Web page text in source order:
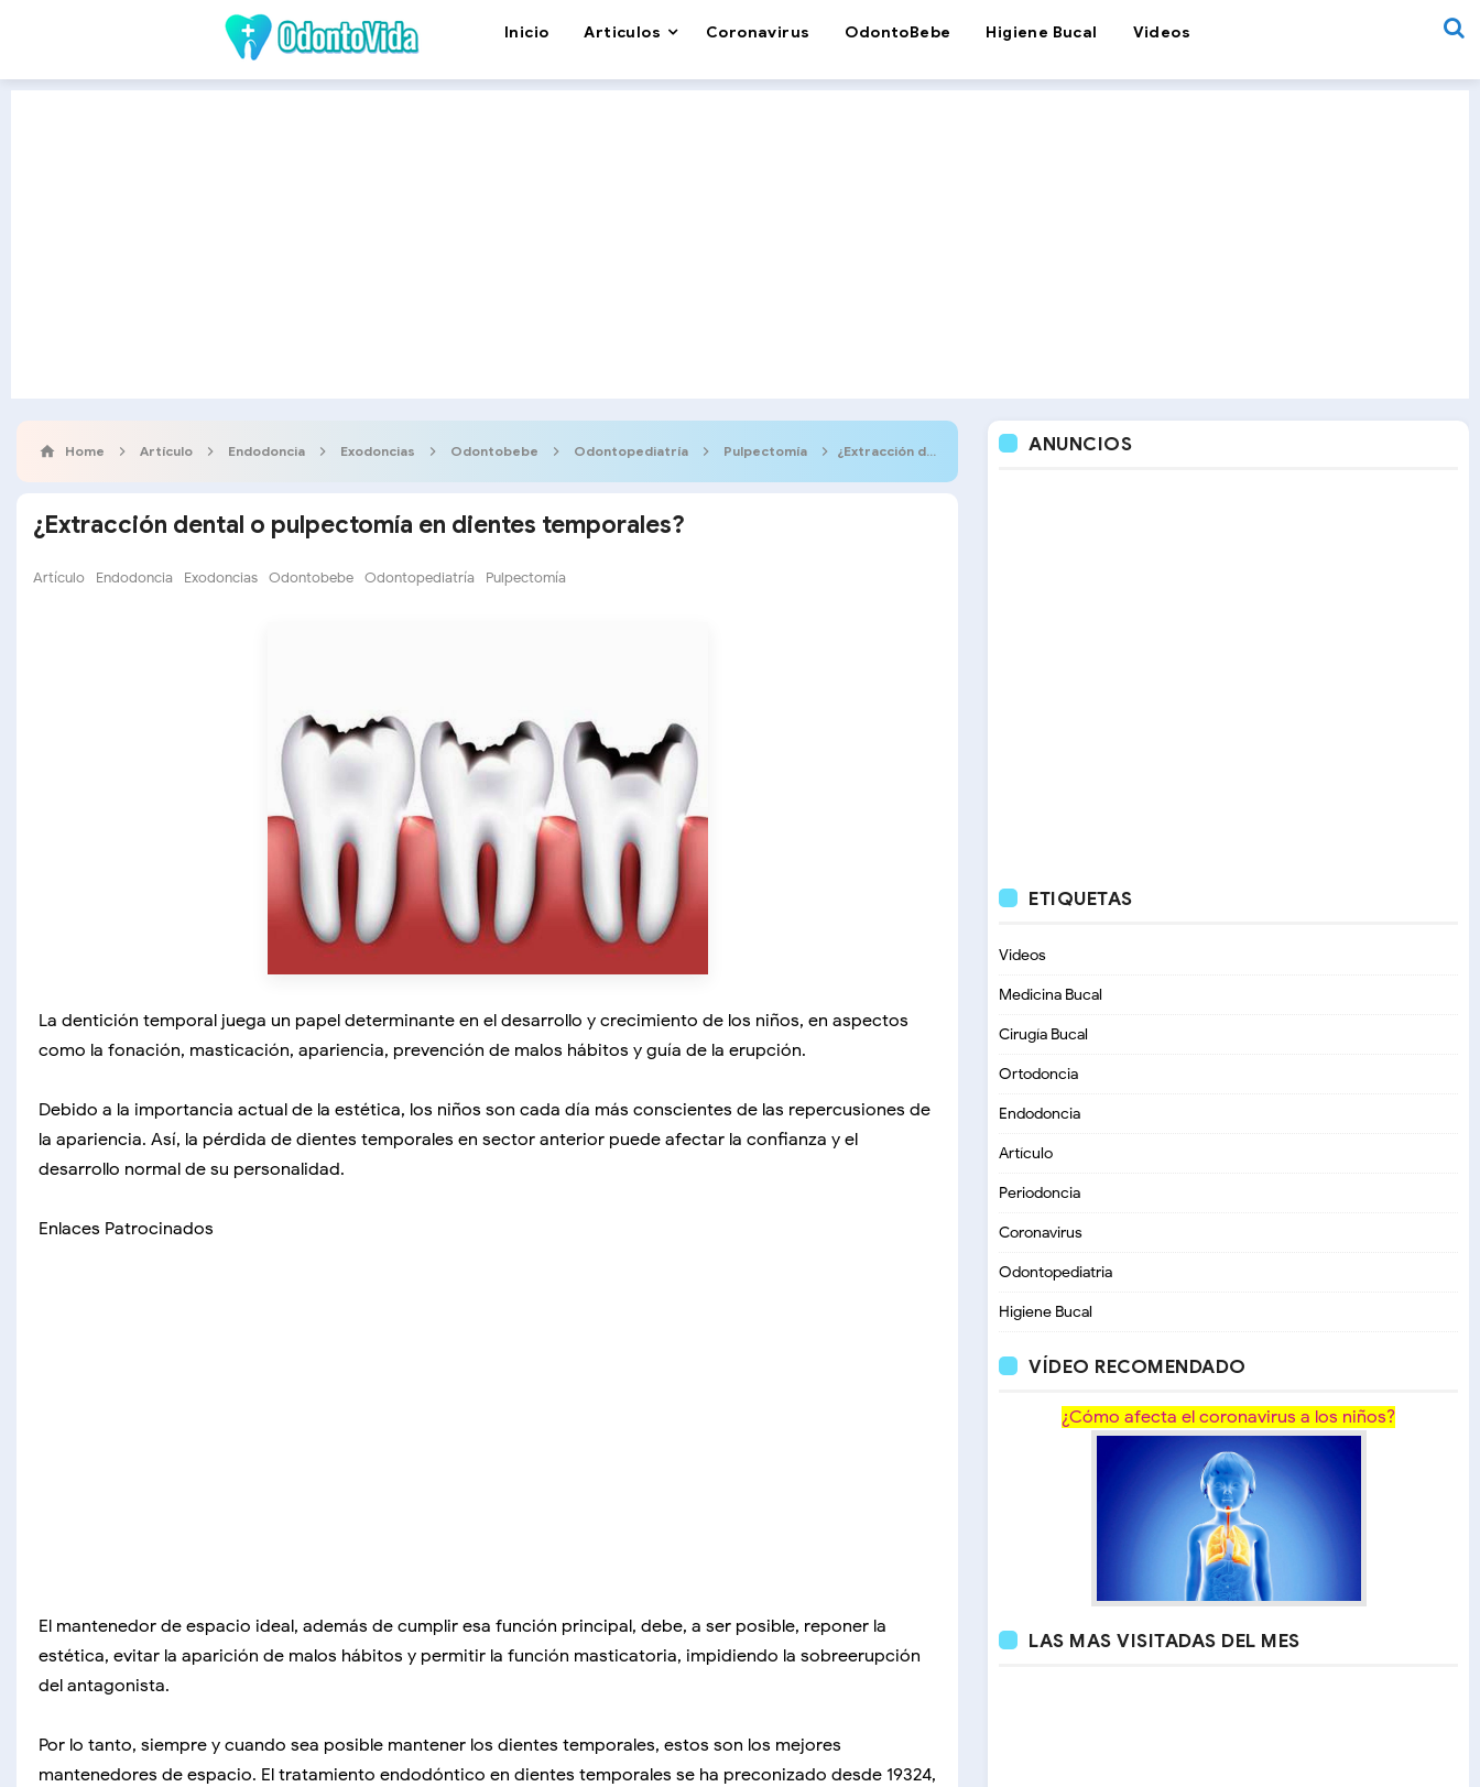
Inicio Articulos Coronavirus OdontoBebe Higiene Bucal Videos
Home Artículo Endodoncia Exodoncias Odontobebe Odontopediatría Pulpectomía ¿Extracción dental o pulpectomía en dientes temporales?
¿Extracción dental o pulpectomía en dientes temporales?
Artículo Endodoncia Exodoncias Odontobebe Odontopediatría Pulpectomía
La dentición temporal juega un papel determinante en el desarrollo y crecimiento de los niños, en aspectos
como la fonación, masticación, apariencia, prevención de malos hábitos y guía de la erupción.
Debido a la importancia actual de la estética, los niños son cada día más conscientes de las repercusiones de
la apariencia. Así, la pérdida de dientes temporales en sector anterior puede afectar la confianza y el
desarrollo normal de su personalidad.
Enlaces Patrocinados
El mantenedor de espacio ideal, además de cumplir esa función principal, debe, a ser posible, reponer la
estética, evitar la aparición de malos hábitos y permitir la función masticatoria, impidiendo la sobreerupción
del antagonista.
Por lo tanto, siempre y cuando sea posible mantener los dientes temporales, estos son los mejores
mantenedores de espacio. El tratamiento endodóntico en dientes temporales se ha preconizado desde 19324,
ANUNCIOS
ETIQUETAS
Videos
Medicina Bucal
Cirugía Bucal
Ortodoncia
Endodoncia
Artículo
Periodoncia
Coronavirus
Odontopediatria
Higiene Bucal
VÍDEO RECOMENDADO
¿Cómo afecta el coronavirus a los niños?
LAS MAS VISITADAS DEL MES